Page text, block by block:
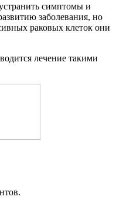
симптомы и
заболевания, но
раковых клеток они
лечение такими